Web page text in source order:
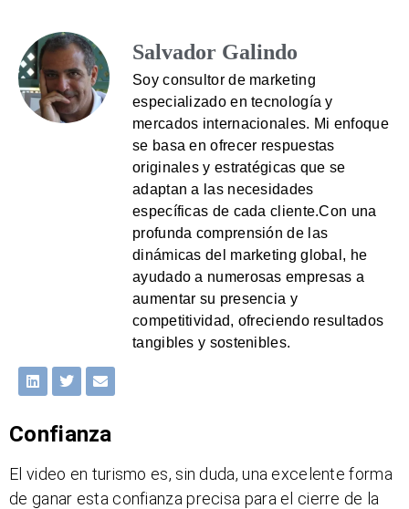
Salvador Galindo
Soy consultor de marketing
especializado en tecnología y
mercados internacionales. Mi enfoque
se basa en ofrecer respuestas
originales y estratégicas que se
adaptan a las necesidades
específicas de cada cliente.Con una
profunda comprensión de las
dinámicas del marketing global, he
ayudado a numerosas empresas a
aumentar su presencia y
competitividad, ofreciendo resultados
tangibles y sostenibles.
Confianza
El video en turismo es, sin duda, una excelente forma
de ganar esta confianza precisa para el cierre de la